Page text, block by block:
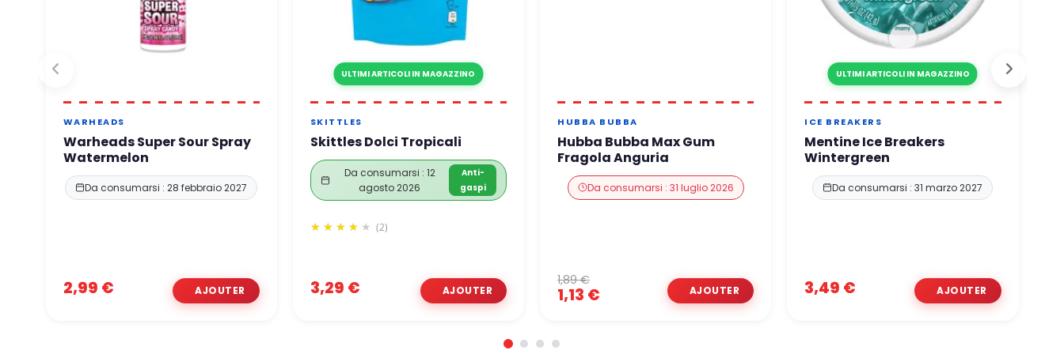
WARHEADS
Warheads Super Sour Spray
Watermelon
Da consumarsi : 28 febbraio 2027
2,99 €
ULTIMI ARTICOLI IN MAGAZZINO
SKITTLES
Skittles Dolci Tropicali
Da consumarsi : 12
agosto 2026
Anti-
gaspi
(2)
3,29 €
HUBBA BUBBA
Hubba Bubba Max Gum
Fragola Anguria
Da consumarsi : 31 luglio 2026
1,13 €
1,89 €
ULTIMI ARTICOLI IN MAGAZZINO
ICE BREAKERS
Mentine Ice Breakers
Wintergreen
Da consumarsi : 31 marzo 2027
3,49 €